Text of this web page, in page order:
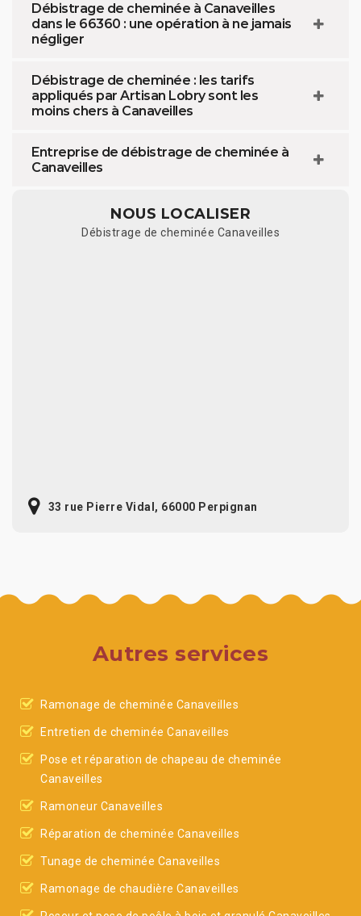
Débistrage de cheminée à Canaveilles
dans le 66360 : une opération à ne jamais
négliger
Débistrage de cheminée : les tarifs
appliqués par Artisan Lobry sont les
moins chers à Canaveilles
Entreprise de débistrage de cheminée à
Canaveilles
NOUS LOCALISER
Débistrage de cheminée Canaveilles
33 rue Pierre Vidal, 66000 Perpignan
Autres services
Ramonage de cheminée Canaveilles
Entretien de cheminée Canaveilles
Pose et réparation de chapeau de cheminée
Canaveilles
Ramoneur Canaveilles
Réparation de cheminée Canaveilles
Tunage de cheminée Canaveilles
Ramonage de chaudière Canaveilles